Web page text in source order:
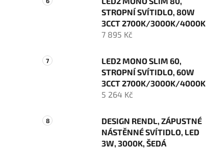
STROPNÍ SVÍTIDLO, 80W
3CCT 2700K/3000K/4000K
7 895 Kč
LED2 MONO SLIM 60,
STROPNÍ SVÍTIDLO, 60W
3CCT 2700K/3000K/4000K
5 264 Kč
DESIGN RENDL, ZÁPUSTNÉ
NÁSTĚNNÉ SVÍTIDLO, LED
3W, 3000K, ŠEDÁ